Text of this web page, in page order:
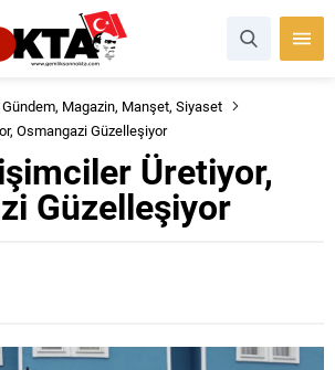
Gündem, Magazin, Manşet, Siyaset
Osmangazi Güzelleşiyor
Üretiyor,
Güzelleşiyor